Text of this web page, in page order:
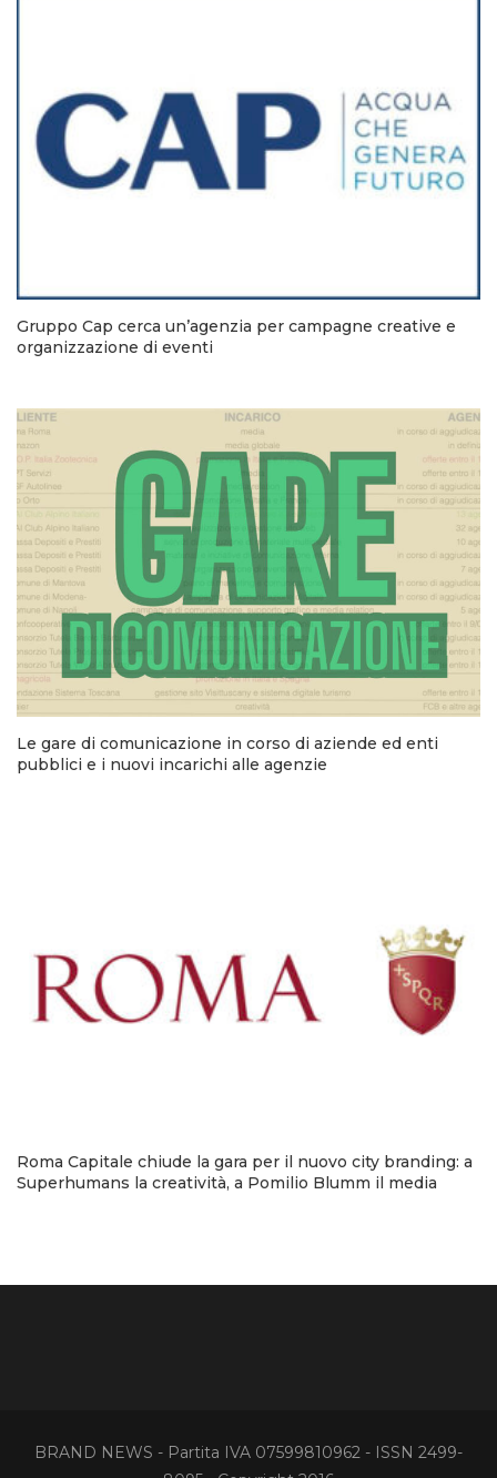
Gruppo Cap cerca un’agenzia per campagne creative e
organizzazione di eventi
Le gare di comunicazione in corso di aziende ed enti
pubblici e i nuovi incarichi alle agenzie
Roma Capitale chiude la gara per il nuovo city branding: a
Superhumans la creatività, a Pomilio Blumm il media
BRAND NEWS - Partita IVA 07599810962 - ISSN 2499-